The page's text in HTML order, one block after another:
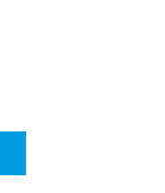
und